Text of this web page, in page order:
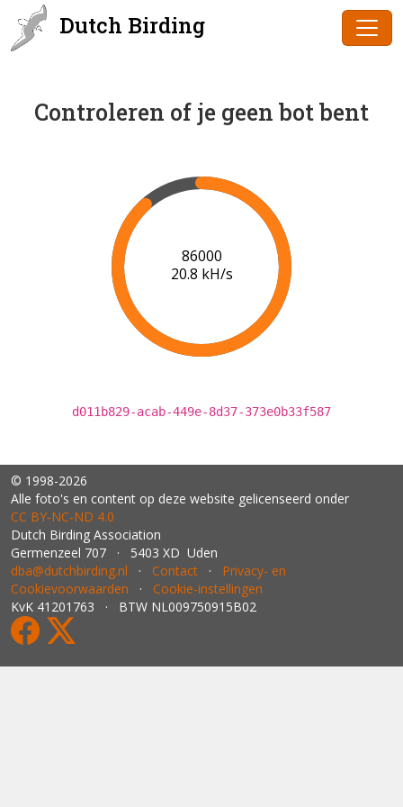
Dutch Birding
Controleren of je geen bot bent
88000
20.2 kH/s
d011b829-acab-449e-8d37-373e0b33f587
© 1998-2026
Alle foto's en content op deze website gelicenseerd onder
CC BY‑NC‑ND 4.0
Dutch Birding Association
Germenzeel 707 · 5403 XD Uden
dba@dutchbirding.nl · Contact · Privacy- en
Cookievoorwaarden · Cookie-instellingen
KvK 41201763 · BTW NL009750915B02